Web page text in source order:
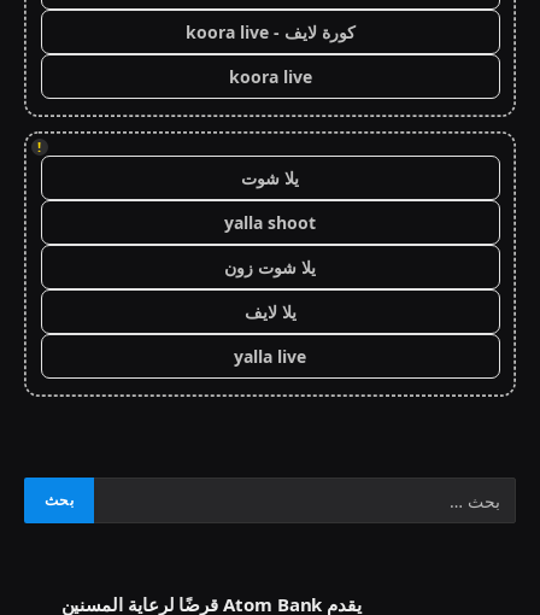
كورة لايف - koora live
koora live
!
يلا شوت
yalla shoot
يلا شوت زون
يلا لايف
yalla live
يقدم Atom Bank قرضًا لرعاية المسنين